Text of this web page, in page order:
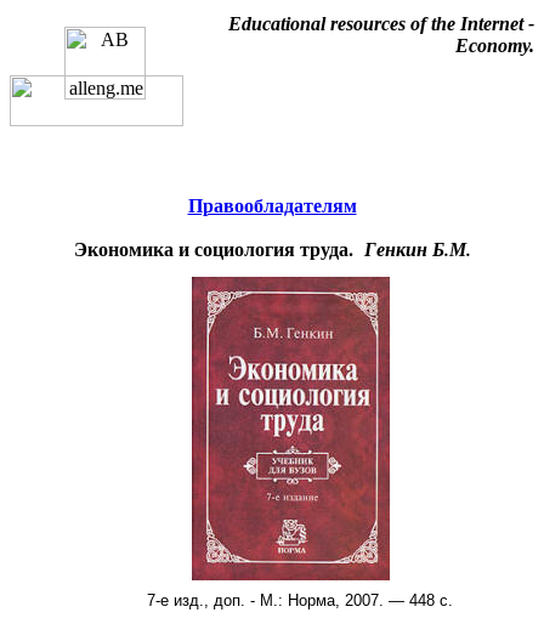
Educational resources of the Internet-
Economy.
Правообладателям
Экономика и социология труда. Генкин Б.М.
7-е изд., доп. - М.: Норма, 2007. — 448 с.